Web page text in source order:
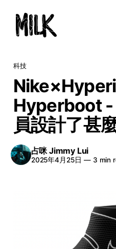
科技
Hyperboot -
員設計了甚
占咪 Jimmy Lui
2025年4月25日 —3 min